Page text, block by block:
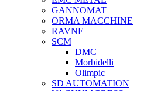
GANNOMAT
ORMA MACCHINE
RAVNE
SCM
DMC
Morbidelli
Olimpic
SD AUTOMATION